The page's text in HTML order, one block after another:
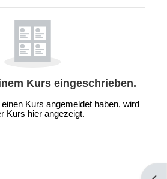
Kurs eingeschrieben.
Kurs angemeldet haben, wird
Kurs hier angezeigt.